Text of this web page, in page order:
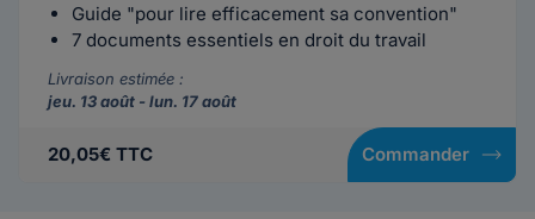
Guide "pour lire efficacement sa convention"
7 documents essentiels en droit du travail
Livraison estimée :
jeu. 13 août - lun. 17 août
20,05€ TTC Commander